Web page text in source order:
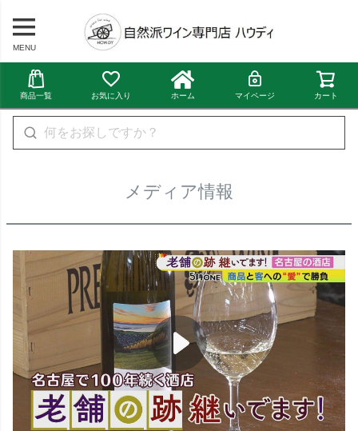
MENU
商品一覧 お気に入り ホーム マイページ カート
メディア情報